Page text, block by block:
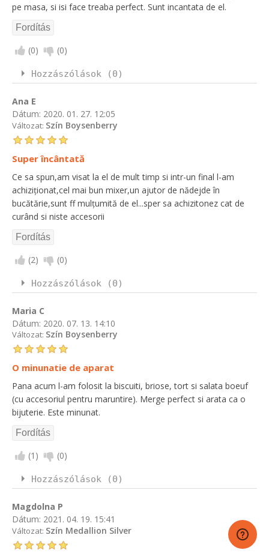
pe masa, si isi face treaba perfect. Sunt incantata de el.
(0) (0)
Hozzászólások (0)
Ana E
Dátum: 2020. 01. 27. 12:05
Változat: Szín Boysenberry
Super încântată
Ce sa spun,am visat la el de mult timp si intr-un final l-am
achiziționat,cel mai bun mixer,un ajutor de nădejde în
bucătărie,sunt ff mulțumită de el...sper sa achizitonez cat de
curând si niste accesorii
(2) (0)
Hozzászólások (0)
Maria C
Dátum: 2020. 07. 13. 14:10
Változat: Szín Boysenberry
O minunatie de aparat
Pana acum l-am folosit la biscuiti, briose, tort si salata boeuf
(cu accesoriul pentru maruntire). Merge perfect si arata ca o
bijuterie. Este minunat.
(1 ) (0)
Hozzászólások (0)
Magdolna P
Dátum: 2021. 04. 19. 15:41
Változat: Szín Medallion Silver